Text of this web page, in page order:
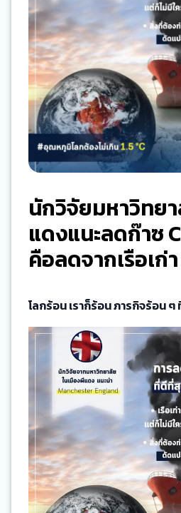
นักวิจัยมหาวิทย
แดงแนะลดก๊าซ
คือลดจากเรือเก่า
โลกร้อน เราก็ร้อน ภารกิจร้อน ๆ